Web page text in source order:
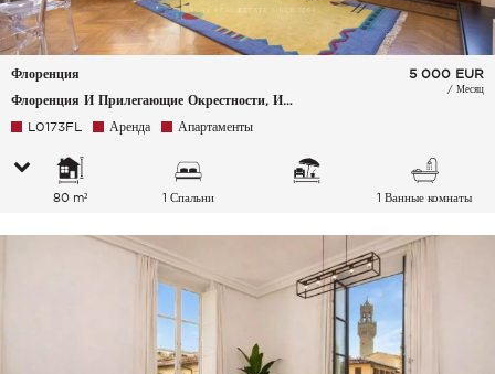
Флоренция
Флоренция И Прилегающие Окрестности, Италия
5 000 EUR
/ Месяц
L0173FL Аренда Апартаменты
80 m² 1 Спальни 1 Ванные комнаты